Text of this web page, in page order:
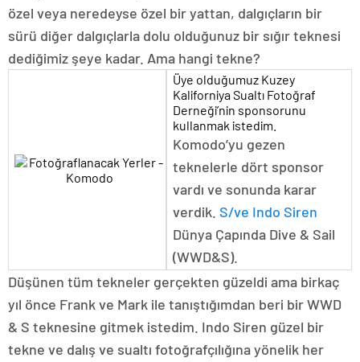
özel veya neredeyse özel bir yattan, dalgıçların bir
sürü diğer dalgıçlarla dolu olduğunuz bir sığır teknesi
dediğimiz şeye kadar. Ama hangi tekne?
Üye olduğumuz Kuzey
Kaliforniya Sualtı Fotoğraf
Derneği’nin sponsorunu
kullanmak istedim.
Komodo’yu gezen
teknelerle dört sponsor
vardı ve sonunda karar
verdik. S/ve Indo Siren
Dünya Çapında Dive & Sail
(WWD&S).
Düşünen tüm tekneler gerçekten güzeldi ama birkaç
yıl önce Frank ve Mark ile tanıştığımdan beri bir WWD
& S teknesine gitmek istedim. Indo Siren güzel bir
tekne ve dalış ve sualtı fotoğrafçılığına yönelik her